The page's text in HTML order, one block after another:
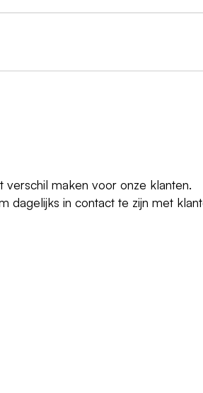
verschil maken voor onze klanten.
dagelijks in contact te zijn met